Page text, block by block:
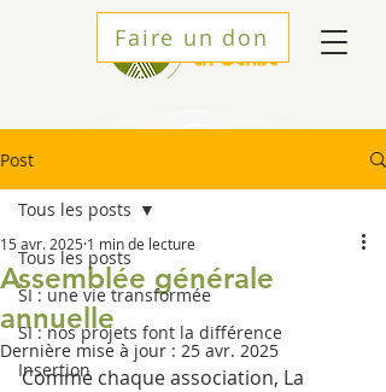
Faire un don
Post
Tous les posts
SI : une vie transformée
SI : nos projets font la différence
Insertion
Tous les posts
Assemblée générale
annuelle
15 avr. 2025 1 min de lecture
Dernière mise à jour : 25 avr. 2025
Comme chaque association, La